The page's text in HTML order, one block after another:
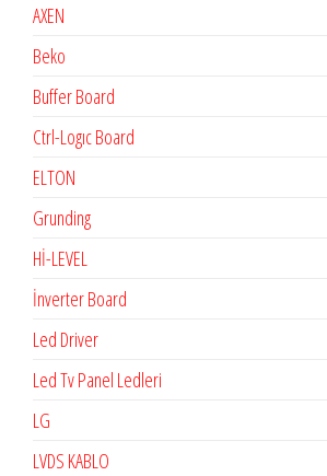
AXEN
Beko
Buffer Board
Ctrl-Logıc Board
ELTON
Grunding
Hİ-LEVEL
İnverter Board
Led Driver
Led Tv Panel Ledleri
LG
LVDS KABLO